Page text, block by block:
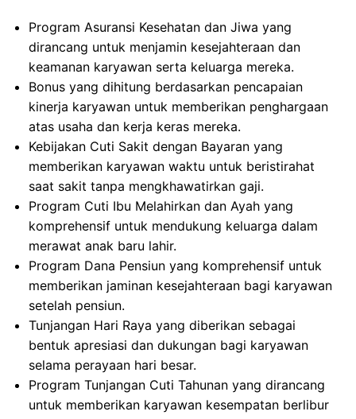
Program Asuransi Kesehatan dan Jiwa yang
dirancang untuk menjamin kesejahteraan dan
keamanan karyawan serta keluarga mereka.
Bonus yang dihitung berdasarkan pencapaian
kinerja karyawan untuk memberikan penghargaan
atas usaha dan kerja keras mereka.
Kebijakan Cuti Sakit dengan Bayaran yang
memberikan karyawan waktu untuk beristirahat
saat sakit tanpa mengkhawatirkan gaji.
Program Cuti Ibu Melahirkan dan Ayah yang
komprehensif untuk mendukung keluarga dalam
merawat anak baru lahir.
Program Dana Pensiun yang komprehensif untuk
memberikan jaminan kesejahteraan bagi karyawan
setelah pensiun.
Tunjangan Hari Raya yang diberikan sebagai
bentuk apresiasi dan dukungan bagi karyawan
selama perayaan hari besar.
Program Tunjangan Cuti Tahunan yang dirancang
untuk memberikan karyawan kesempatan berlibur